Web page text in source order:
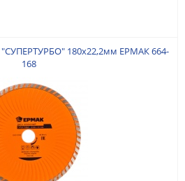
180х22,2мм ЕРМАК 664-
168